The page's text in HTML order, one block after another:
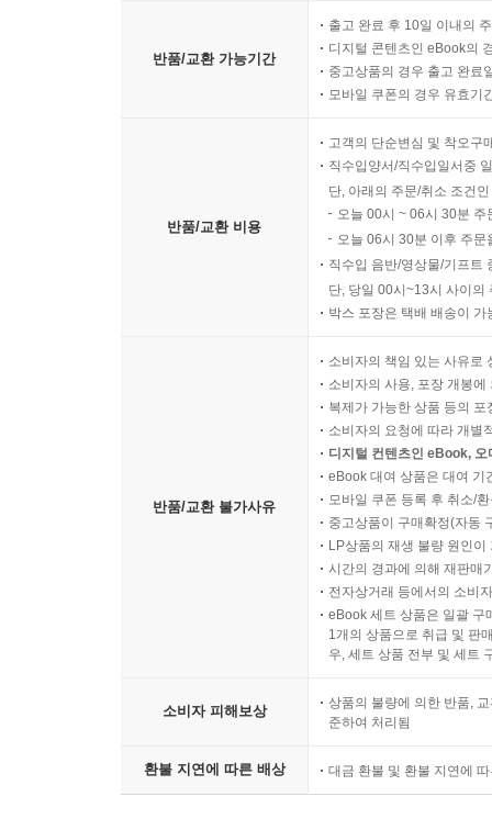
반품/교환 가능기간
출고 완료 후 10일 이내의
디지털 콘텐츠인 eBook의
중고상품의 경우 출고 완료
모바일 쿠폰의 경우 유효기
반품/교환 비용
고객의 단순변심 및 착오구
직수입양서/직수입일서중
단, 아래의 주문/취소 조건
오늘 00시 ~ 06시 30분
오늘 06시 30분 이후 주
직수입 음반/영상물/기프트
단, 당일 00시~13시 사이의
박스 포장은 택배 배송이
반품/교환 불가사유
소비자의 책임 있는 사유로
소비자의 사용, 포장 개봉
복제가 가능한 상품 등의
소비자의 요청에 따라 개별
디지털 컨텐츠인 eBook,
eBook 대여 상품은 대여 기
모바일 쿠폰 등록 후 취소/
중고상품이 구매확정(자동
LP상품의 재생 불량 원인
시간의 경과에 의해 재판매
전자상거래 등에서의 소비
eBook 세트 상품은 일괄 구
1개의 상품으로 취급 및 판
우, 세트 상품 전부 및 세트
소비자 피해보상
상품의 불량에 의한 반품,
준하여 처리됨
환불 지연에 따른 배상 대금 환불 및 환불 지연에